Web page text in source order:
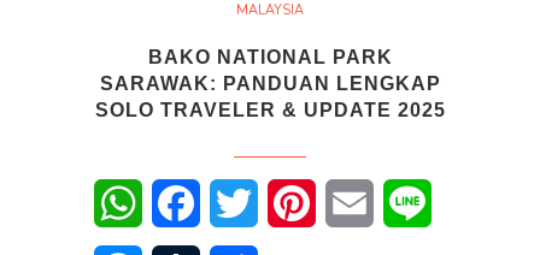
MALAYSIA
BAKO NATIONAL PARK
SARAWAK: PANDUAN LENGKAP
SOLO TRAVELER & UPDATE 2025
WhatsAppFacebookTwitter PinterestEmail